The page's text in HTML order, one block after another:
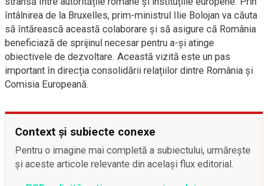
întâlnirea de la Bruxelles, prim-ministrul Ilie Bolojan va căuta
să întărească această colaborare și să asigure că România
beneficiază de sprijinul necesar pentru a-și atinge
obiectivele de dezvoltare. Această vizită este un pas
important în direcția consolidării relațiilor dintre România și
Comisia Europeană.
Context și subiecte conexe
Pentru o imagine mai completă a subiectului, urmărește
și aceste articole relevante din același flux editorial.